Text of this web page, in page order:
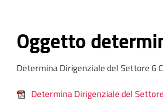
Oggetto
Determina Dirigenziale del Settore 6
Determina Dirigenziale del